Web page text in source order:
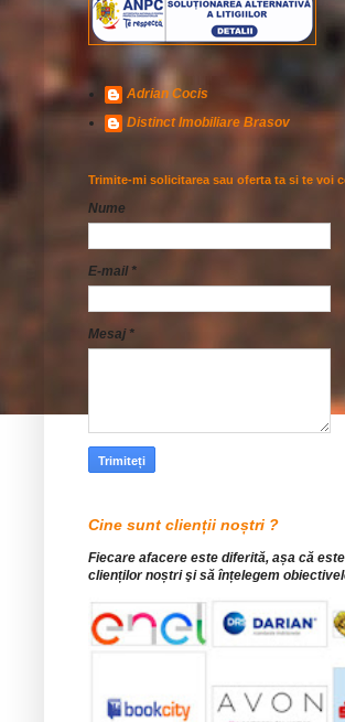
Adrian Cocis
Distinct Imobiliare Brasov
Trimite-mi solicitarea sau oferta ta si te voi
Nume
E-mail *
Mesaj *
Cine sunt clienții noștri ?
Fiecare afacere este diferită, așa că
clienților noștri şi să înțelegem